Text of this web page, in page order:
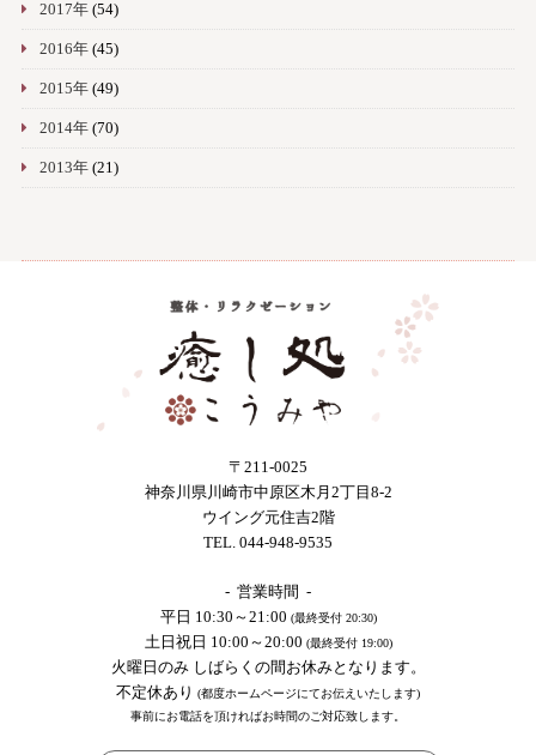
2017年(54)
2016年(45)
2015年(49)
2014年(70)
2013年(21)
〒211-0025
神奈川県川崎市中原区木月2丁目8-2
ウイング元住吉2階
TEL. 044-948-9535
- 営業時間 -
平日 10:30～21:00 (最終受付 20:30)
土日祝日 10:00～20:00 (最終受付 19:00)
火曜日のみ しばらくの間お休みとなります。
不定休あり (都度ホームページにてお伝えいたします)
事前にお電話を頂ければお時間のご対応致します。